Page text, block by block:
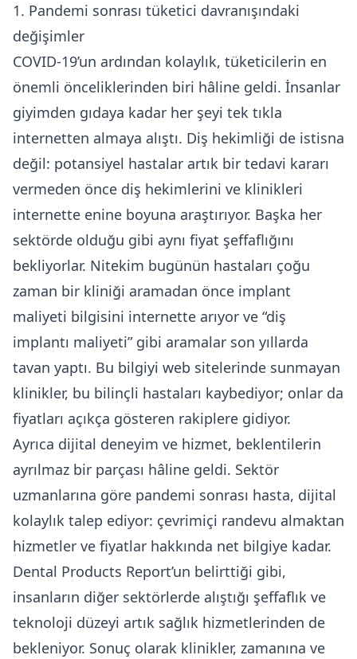
1. Pandemi sonrası tüketici davranışındaki
değişimler
COVID-19’un ardından kolaylık, tüketicilerin en
önemli önceliklerinden biri hâline geldi. İnsanlar
giyimden gıdaya kadar her şeyi tek tıkla
internetten almaya alıştı. Diş hekimliği de istisna
değil: potansiyel hastalar artık bir tedavi kararı
vermeden önce diş hekimlerini ve klinikleri
internette enine boyuna araştırıyor. Başka her
sektörde olduğu gibi aynı fiyat şeffaflığını
bekliyorlar. Nitekim bugünün hastaları çoğu
zaman bir kliniği aramadan önce implant
maliyeti bilgisini internette arıyor ve “diş
implantı maliyeti” gibi aramalar son yıllarda
tavan yaptı. Bu bilgiyi web sitelerinde sunmayan
klinikler, bu bilinçli hastaları kaybediyor; onlar da
fiyatları açıkça gösteren rakiplere gidiyor.
Ayrıca dijital deneyim ve hizmet, beklentilerin
ayrılmaz bir parçası hâline geldi. Sektör
uzmanlarına göre pandemi sonrası hasta, dijital
kolaylık talep ediyor: çevrimiçi randevu almaktan
hizmetler ve fiyatlar hakkında net bilgiye kadar.
Dental Products Report’un belirttiği gibi,
insanların diğer sektörlerde alıştığı şeffaflık ve
teknoloji düzeyi artık sağlık hizmetlerinden de
bekleniyor. Sonuç olarak klinikler, zamanına ve